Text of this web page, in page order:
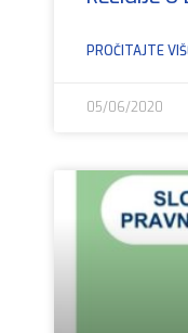
PROČITAJTE
05/06/2020